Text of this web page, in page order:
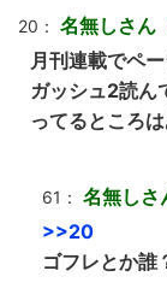
20： 名無しさん
月刊連載でペ
ガッシュ2読ん
ってるところ
61： 名無しさ
>>20
ゴフレとか誰